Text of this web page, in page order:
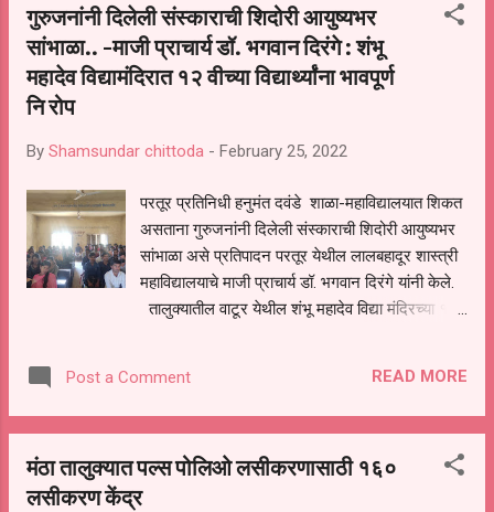
गुरुजनांनी दिलेली संस्काराची शिदोरी आयुष्यभर
सांभाळा.. -माजी प्राचार्य डॉ. भगवान दिरंगे : शंभू
महादेव विद्यामंदिरात १२ वीच्या विद्यार्थ्यांना भावपूर्ण
नि रोप
By Shamsundar chittoda - February 25, 2022
परतूर प्रतिनिधी हनुमंत दवंडे शाळा-महाविद्यालयात शिकत
असताना गुरुजनांनी दिलेली संस्काराची शिदोरी आयुष्यभर
सांभाळा असे प्रतिपादन परतूर येथील लालबहादूर शास्त्री
महाविद्यालयाचे माजी प्राचार्य डॉ. भगवान दिरंगे यांनी केले.
तालुक्यातील वाटूर येथील शंभू महादेव विद्या मंदिरच्या १२
अध्यक्षस्थानी विद्यालयाचे प्राचार्य डी.डी.अदबने हे होते.
या प्रसंगी बोलताना डाॅ.भगवान दिरंगे म्हणाले की, शालेय
पुस्तकातील ज्ञानाबरोबर जीवन जगण्यासाठी आवश्यक ते
मूल्य शिक्षण शाळेत मिळते.त्या दृष्टीने शंभू महादेव विद्या
Post a Comment READ MORE
मंठा तालुक्यात पल्स पोलिओ लसीकरणासाठी १६०
लसीकरण केंद्र